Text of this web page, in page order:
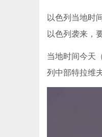
以色列当地时
以色列袭来，
当地时间今天
列中部特拉维